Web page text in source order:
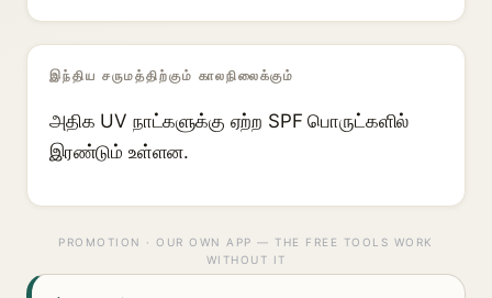
இந்திய சருமத்திற்கும் காலநிலைக்கும்
அதிக UV நாட்களுக்கு ஏற்ற SPF பொருட்களில்
இரண்டும் உள்ளன.
PROMOTION · OUR OWN APP — THE FREE TOOLS WORK
WITHOUT IT